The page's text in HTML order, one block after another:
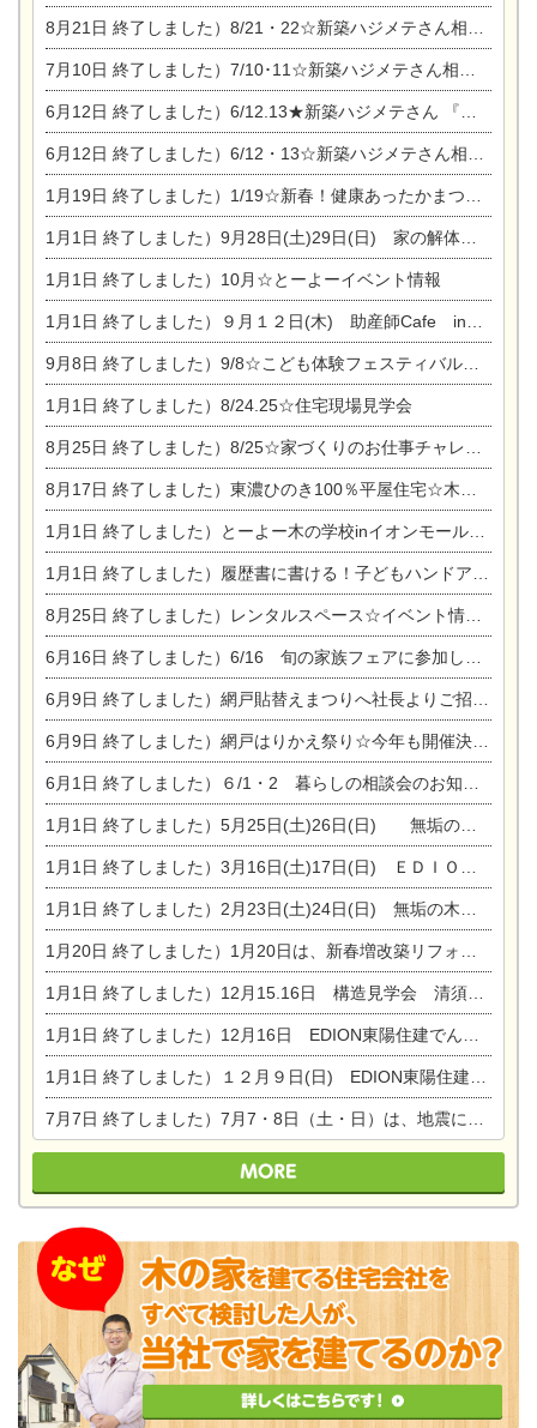
8月21日 終了しました）8/21・22☆新築ハジメテさん相談会 『集まれ！農地に家を建てたい人！』
7月10日 終了しました）7/10･11☆新築ハジメテさん相談会 『集まれ！農地に家を建てたい人！』完全予約制
6月12日 終了しました）6/12.13★新築ハジメテさん 『木の家 現場体感見学会』
6月12日 終了しました）6/12・13☆新築ハジメテさん相談会『今ある土地に家を建てる際の注意点』
1月19日 終了しました）1/19☆新春！健康あったかまつり＆増改築リフォームまつり
1月1日 終了しました）9月28日(土)29日(日) 家の解体なんでも相談会
1月1日 終了しました）10月☆とーよーイベント情報
1月1日 終了しました）９月１２日(木) 助産師Cafe in東陽住建
9月8日 終了しました）9/8☆こども体験フェスティバル☆一宮市民会館
1月1日 終了しました）8/24.25☆住宅現場見学会
8月25日 終了しました）8/25☆家づくりのお仕事チャレンジ
8月17日 終了しました）東濃ひのき100％平屋住宅☆木の家完成見学会
1月1日 終了しました）とーよー木の学校inイオンモール木曽川
1月1日 終了しました）履歴書に書ける！子どもハンドアロマ講座☆
8月25日 終了しました）レンタルスペース☆イベント情報☆チャイルドアロマセラピスト
6月16日 終了しました）6/16 旬の家族フェアに参加します☆
6月9日 終了しました）網戸貼替えまつりへ社長よりご招待です♪
6月9日 終了しました）網戸はりかえ祭り☆今年も開催決定！
6月1日 終了しました）６/1・2 暮らしの相談会のお知らせ
1月1日 終了しました）5月25日(土)26日(日) 無垢の木の家体感見学会開催☆
1月1日 終了しました）3月16日(土)17日(日) ＥＤＩＯＮ東陽住建でんき館 総決算まつり
1月1日 終了しました）2月23日(土)24日(日) 無垢の木の家 完成見学会
1月20日 終了しました）1月20日は、新春増改築リフォームまつり＆家の修理祭り＆家電まつりです。
1月1日 終了しました）12月15.16日 構造見学会 清須市西枇杷島町弁天
1月1日 終了しました）12月16日 EDION東陽住建でんき OPEN第二弾イベント！！
1月1日 終了しました）１２月９日(日) EDION東陽住建でんき館プレＯＰＥＮ！＆家の修理まつり
7月7日 終了しました）7月7・8日（土・日）は、地震に強くて安心！暮らしを楽しむ東濃ひのきの平屋の家体験見学会を開催します。ぜひお越しください。